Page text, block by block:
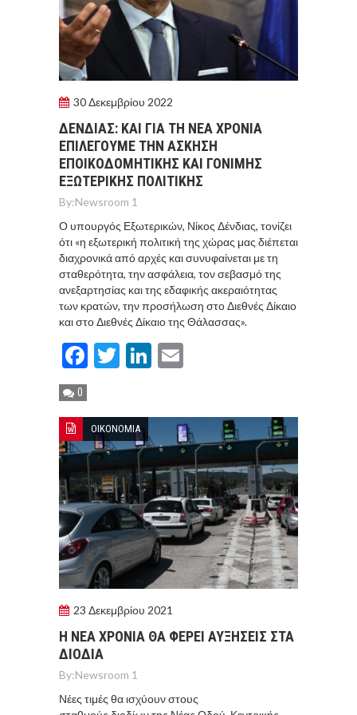
30 Δεκεμβρίου 2022
ΔΕΝΔΙΑΣ: ΚΑΙ ΓΙΑ ΤΗ ΝΕΑ ΧΡΟΝΙΑ
ΕΠΙΛΕΓΟΥΜΕ ΤΗΝ ΑΣΚΗΣΗ
ΕΠΟΙΚΟΔΟΜΗΤΙΚΗΣ ΚΑΙ ΓΟΝΙΜΗΣ
ΕΞΩΤΕΡΙΚΗΣ ΠΟΛΙΤΙΚΗΣ
By:Newsroom 1
Ο υπουργός Εξωτερικών, Νίκος Δένδιας, τονίζει
ότι «η εξωτερική πολιτική της χώρας μας διέπεται
διαχρονικά από αρχές και συνυφαίνεται με τη
σταθερότητα, την ασφάλεια, τον σεβασμό της
ανεξαρτησίας και της εδαφικής ακεραιότητας
των κρατών, την προσήλωση στο Διεθνές Δίκαιο
και στο Διεθνές Δίκαιο της Θάλασσας».
Facebook
TwitterLinkedIn
0
ΟΙΚΟΝΟΜΙΑ
23 Δεκεμβρίου 2021
Η ΝΕΑ ΧΡΟΝΙΑ ΘΑ ΦΕΡΕΙ ΑΥΞΗΣΕΙΣ ΣΤΑ
ΔΙΟΔΙΑ
By:Newsroom 1
Νέες τιμές θα ισχύουν στους